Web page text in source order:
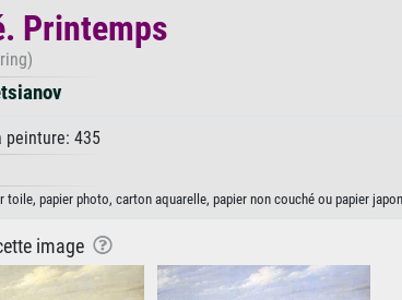
Printemps
peinture: 435
papier photo, carton aquarelle, papier non couché ou papier
image